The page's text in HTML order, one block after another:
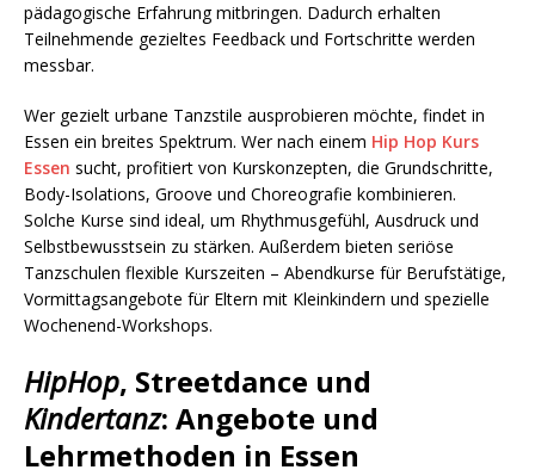
pädagogische Erfahrung mitbringen. Dadurch erhalten
Teilnehmende gezieltes Feedback und Fortschritte werden
messbar.
Wer gezielt urbane Tanzstile ausprobieren möchte, findet in
Essen ein breites Spektrum. Wer nach einem Hip Hop Kurs
Essen sucht, profitiert von Kurskonzepten, die Grundschritte,
Body-Isolations, Groove und Choreografie kombinieren.
Solche Kurse sind ideal, um Rhythmusgefühl, Ausdruck und
Selbstbewusstsein zu stärken. Außerdem bieten seriöse
Tanzschulen flexible Kurszeiten – Abendkurse für Berufstätige,
Vormittagsangebote für Eltern mit Kleinkindern und spezielle
Wochenend-Workshops.
HipHop, Streetdance und
Kindertanz: Angebote und
Lehrmethoden in Essen